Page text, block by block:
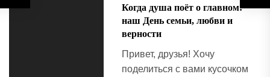
Когда душа поёт о главном:
наш День семьи, любви и
верности
Привет, друзья! Хочу
поделиться с вами кусочком